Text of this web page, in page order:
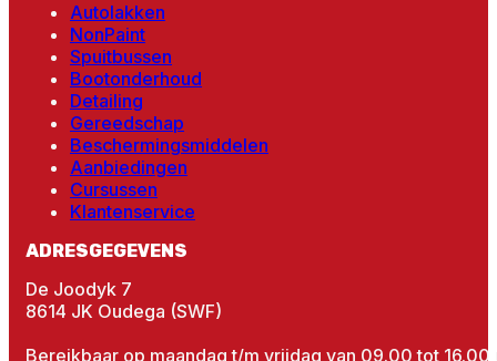
Autolakken
NonPaint
Spuitbussen
Bootonderhoud
Detailing
Gereedschap
Beschermingsmiddelen
Aanbiedingen
Cursussen
Klantenservice
ADRESGEGEVENS
De Joodyk 7
8614 JK Oudega (SWF)
Bereikbaar op maandag t/m vrijdag van 09.00 tot 16.00